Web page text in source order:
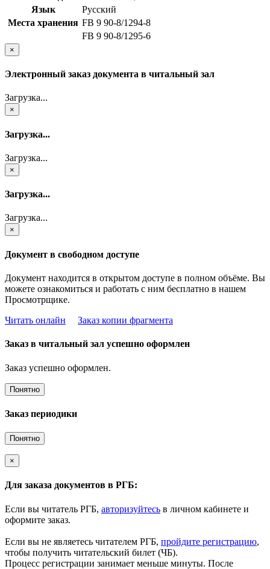
Язык
Русский
Места хранения FB 9 90-8/1294-8
FB 9 90-8/1295-6
×
Электронный заказ документа в читальный зал
Загрузка...
×
Загрузка...
Загрузка...
×
Загрузка...
Загрузка...
×
Документ в свободном доступе
Документ находится в открытом доступе в полном объёме. Вы
можете ознакомиться и работать с ним бесплатно в нашем
Просмотрщике.
Читать онлайн
Заказ копии фрагмента
Заказ в читальный зал успешно оформлен
Заказ успешно оформлен.
Понятно
Заказ периодики
Понятно
×
Для заказа документов в РГБ:
Если вы читатель РГБ, авторизуйтесь в личном кабинете и
оформите заказ.
Если вы не являетесь читателем РГБ, пройдите регистрацию,
чтобы получить читательский билет (ЧБ).
Процесс регистрации занимает меньше минуты. После